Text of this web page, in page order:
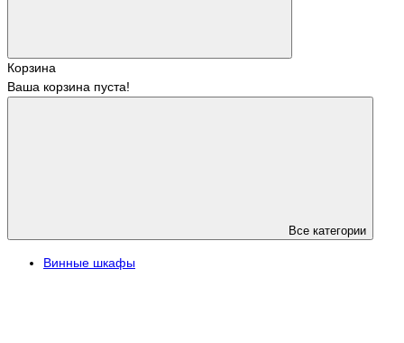
Корзина
Ваша корзина пуста!
Все категории
Винные шкафы